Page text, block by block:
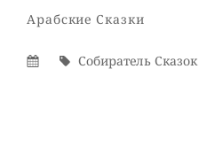
Рубрики
Арабские СказкиОт
Собиратель
Опубликовано
Автор
Собиратель Сказок